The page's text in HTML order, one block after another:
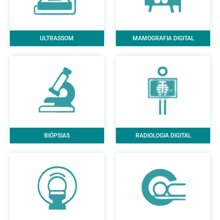
ULTRASSOM MAMOGRAFIA DIGITAL
BIÓPSIAS RADIOLOGIA DIGITAL